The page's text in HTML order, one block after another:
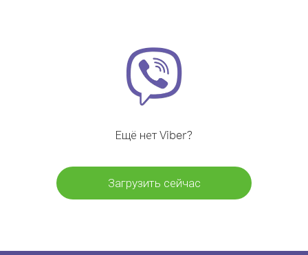
Ещё нет Viber?
Загрузить сейчас